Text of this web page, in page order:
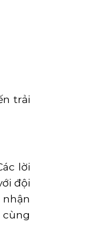
trải
lời
đội
cùng